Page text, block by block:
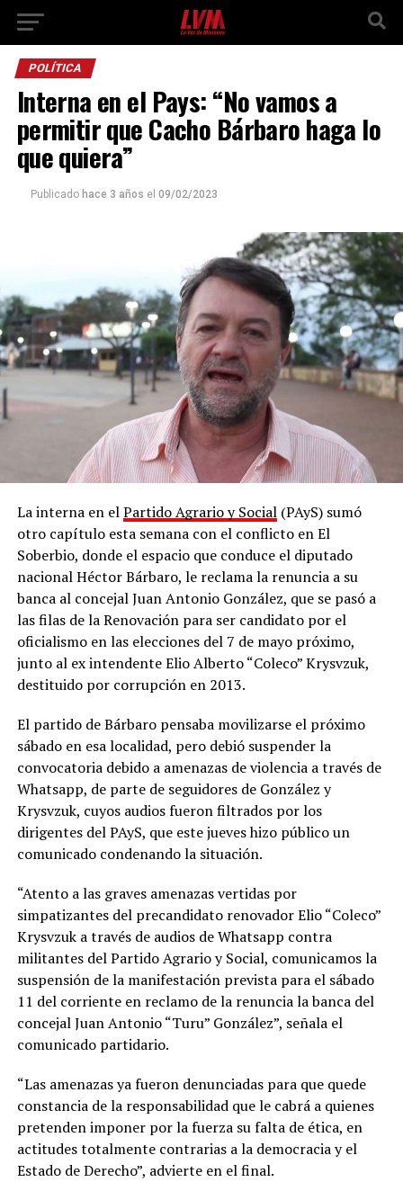
POLÍTICA
Interna en el Pays: “No vamos a
permitir que Cacho Bárbaro haga lo
que quiera”
Publicado hace 3 años el 09/02/2023
La interna en elPartido Agrario y Social(PAyS) sumó
otro capítulo esta semana con el conflicto en El
Soberbio, donde el espacio que conduce el diputado
nacional Héctor Bárbaro, le reclama la renuncia a su
banca al concejal Juan Antonio González, que se pasó a
las filas de la Renovación para ser candidato por el
oficialismo en las elecciones del 7 de mayo próximo,
junto al ex intendente Elio Alberto “Coleco” Krysvzuk,
destituido por corrupción en 2013.
El partido de Bárbaro pensaba movilizarse el próximo
sábado en esa localidad, pero debió suspender la
convocatoria debido a amenazas de violencia a través de
Whatsapp, de parte de seguidores de González y
Krysvzuk, cuyos audios fueron filtrados por los
dirigentes del PAyS, que este jueves hizo público un
comunicado condenando la situación.
“Atento a las graves amenazas vertidas por
simpatizantes del precandidato renovador Elio “Coleco”
Krysvzuk a través de audios de Whatsapp contra
militantes del Partido Agrario y Social, comunicamos la
suspensión de la manifestación prevista para el sábado
11 del corriente en reclamo de la renuncia la banca del
concejal Juan Antonio “Turu” González”, señala el
comunicado partidario.
“Las amenazas ya fueron denunciadas para que quede
constancia de la responsabilidad que le cabrá a quienes
pretenden imponer por la fuerza su falta de ética, en
actitudes totalmente contrarias a la democracia y el
Estado de Derecho”, advierte en el final.